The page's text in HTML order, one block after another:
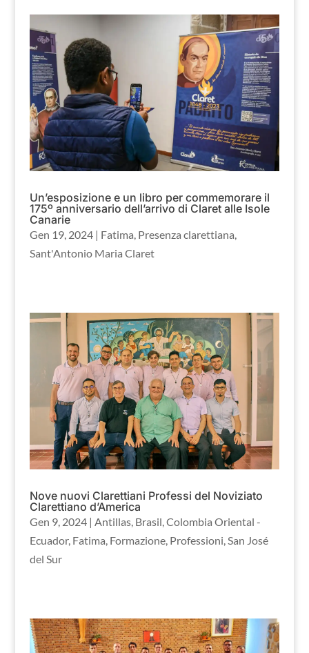
Un’esposizione e un libro per commemorare il
175º anniversario dell’arrivo di Claret alle Isole
Canarie
Gen 19, 2024| Fatima, Presenza clarettiana,
Sant'Antonio Maria Claret
Nove nuovi Clarettiani Professi del Noviziato
Clarettiano d’America
Gen 9, 2024| Antillas, Brasil,Colombia Oriental -
Ecuador, Fatima, Formazione, Professioni,San José
del Sur